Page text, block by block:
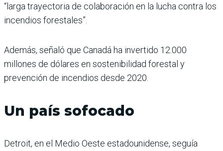
“larga trayectoria de colaboración en la lucha contra los
incendios forestales”.
Además, señaló que Canadá ha invertido 12.000
millones de dólares en sostenibilidad forestal y
prevención de incendios desde 2020.
Un país sofocado
Detroit, en el Medio Oeste estadounidense, seguía